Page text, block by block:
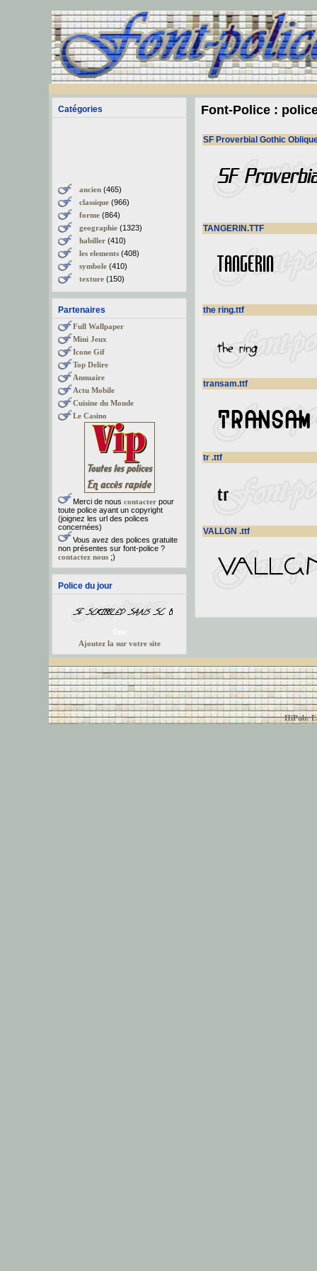
Catégories
ancien(465)
classique(966)
forme(864)
geographie(1323)
habiller(410)
les elements(408)
symbole(410)
texture(150)
Partenaires
Full Wallpaper
Mini Jeux
Icone Gif
Top Delire
Annuaire
Actu Mobile
Cuisine du Monde
Le Casino
Merci de nous contacterpour
toute police ayant un copyright
(joignez les url des polices
concernées)
Vous avez des polices gratuite
non présentes sur font-police ?
contactez nous;)
Police du jour
Ajoutez la sur votre site
Font-Police :
SF Proverbial Gothic
TANGERIN.TTF
the ring.ttf
transam.ttf
tr .ttf
VALLGN .ttf
HiPub: